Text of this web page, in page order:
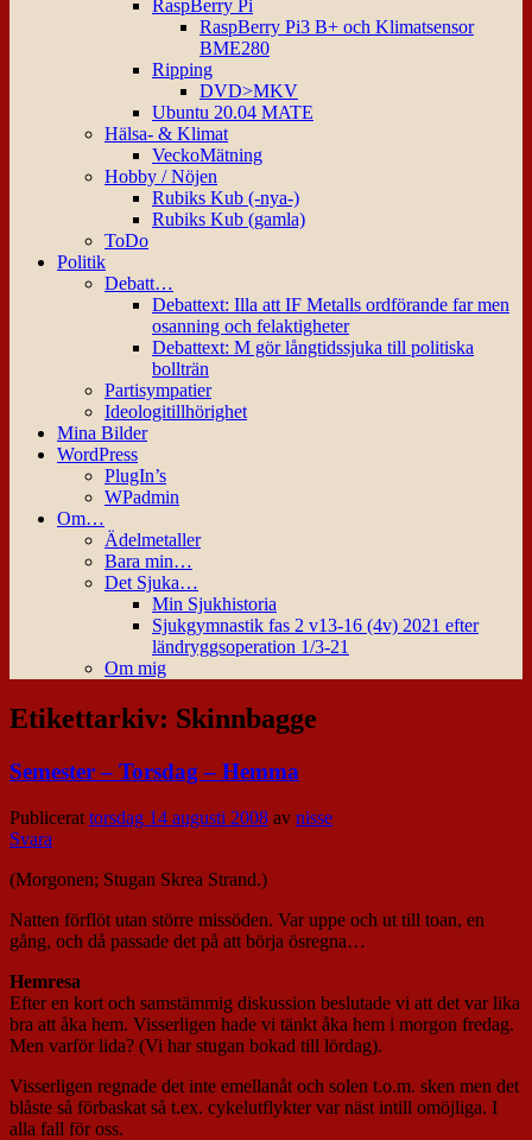
RaspBerry Pi
RaspBerry Pi3 B+ och Klimatsensor
BME280
Ripping
DVD>MKV
Ubuntu 20.04 MATE
Hälsa- & Klimat
VeckoMätning
Hobby / Nöjen
Rubiks Kub (-nya-)
Rubiks Kub (gamla)
ToDo
Politik
Debatt…
Debattext: Illa att IF Metalls ordförande far men
osanning och felaktigheter
Debattext: M gör långtidssjuka till politiska
bollträn
Partisympatier
Ideologitillhörighet
Mina Bilder
WordPress
PlugIn’s
WPadmin
Om…
Ädelmetaller
Bara min…
Det Sjuka…
Min Sjukhistoria
Sjukgymnastik fas 2 v13-16 (4v) 2021 efter
ländryggsoperation 1/3-21
Om mig
Etikettarkiv: Skinnbagge
Semester – Torsdag – Hemma
Publicerat torsdag 14 augusti 2008 av nisse
Svara
(Morgonen; Stugan Skrea Strand.)
Natten förflöt utan större missöden. Var uppe och ut till toan, en
gång, och då passade det på att börja ösregna…
Hemresa
Efter en kort och samstämmig diskussion beslutade vi att det var lika
bra att åka hem. Visserligen hade vi tänkt åka hem i morgon fredag.
Men varför lida? (Vi har stugan bokad till lördag).
Visserligen regnade det inte emellanåt och solen t.o.m. sken men det
blåste så förbaskat så t.ex. cykelutflykter var näst intill omöjliga. I
alla fall för oss.